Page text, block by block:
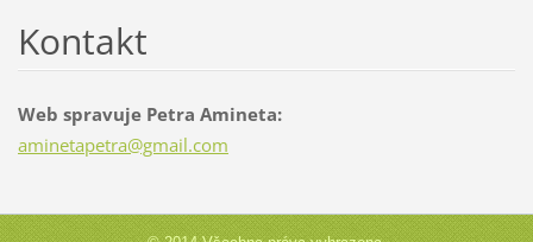
Kontakt
Web spravuje Petra Amineta:
aminetapetra@gmail.com